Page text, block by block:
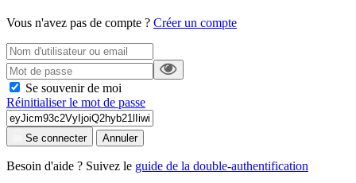
Vous n'avez pas de compte ? Créer un compte
Se souvenir de moi
Réinitialiser le mot de passe
Se connecter Annuler
Besoin d'aide ? Suivez le guide de la double-authentification